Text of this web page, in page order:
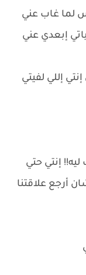
لما غاب عني
إبعدي عني
٣ سنين، يعني إنتي إللي لفيتي
ليه!! إنتي حتي
أرجع علاقتنا